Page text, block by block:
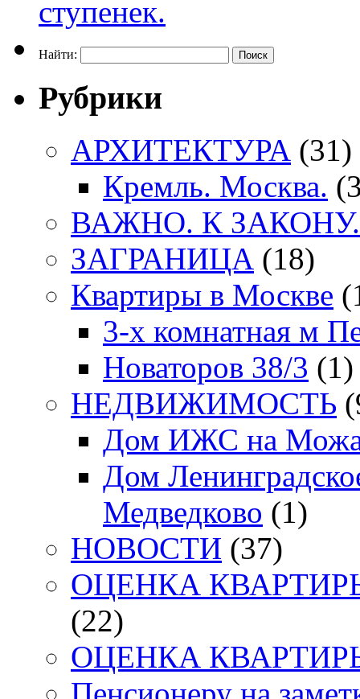
Найти:
Рубрики
АРХИТЕКТУРА (31)
Кремль. Москва.
ВАЖНО. К ЗАКОНУ.
ЗАГРАНИЦА (18)
Квартиры в Москве
3-х комнатная м
Новаторов 38/3 (1)
НЕДВИЖИМОСТЬ
Дом ИЖС на
Дом
Медведково (1)
НОВОСТИ (37)
ОЦЕНКА КВАРТИРЫ.
(22)
ОЦЕНКА КВАРТИРЫ.